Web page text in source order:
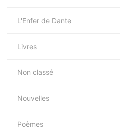
L'Enfer de Dante
Livres
Non classé
Nouvelles
Poèmes